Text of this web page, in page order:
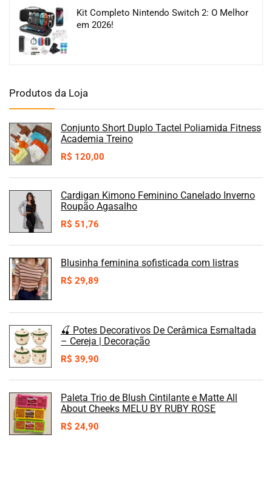
Kit Completo Nintendo Switch 2: O Melhor
em 2026!
Produtos da Loja
Conjunto Short Duplo Tactel Poliamida Fitness
Academia Treino
R$ 120,00
Cardigan Kimono Feminino Canelado Inverno
Roupão Agasalho
R$ 51,76
Blusinha feminina sofisticada com listras
R$ 29,89
🍒 Potes Decorativos De Cerâmica Esmaltada
– Cereja | Decoração
R$ 39,90
Paleta Trio de Blush Cintilante e Matte All
About Cheeks MELU BY RUBY ROSE
R$ 24,90